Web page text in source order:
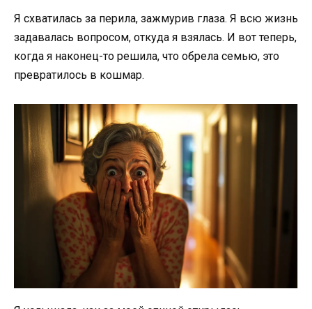
Я схватилась за перила, зажмурив глаза. Я всю жизнь
задавалась вопросом, откуда я взялась. И вот теперь,
когда я наконец-то решила, что обрела семью, это
превратилось в кошмар.